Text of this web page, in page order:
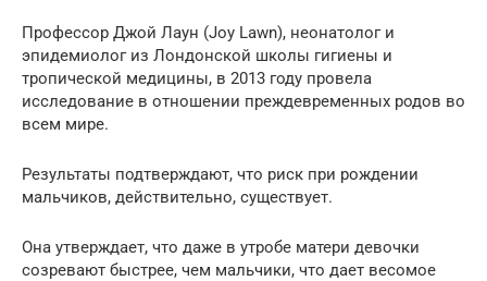
Профессор Джой Лаун (Joy Lawn), неонатолог и
эпидемиолог из Лондонской школы гигиены и
тропической медицины, в 2013 году провела
исследование в отношении преждевременных родов во
всем мире.
Результаты подтверждают, что риск при рождении
мальчиков, действительно, существует.
Она утверждает, что даже в утробе матери девочки
созревают быстрее, чем мальчики, что дает весомое